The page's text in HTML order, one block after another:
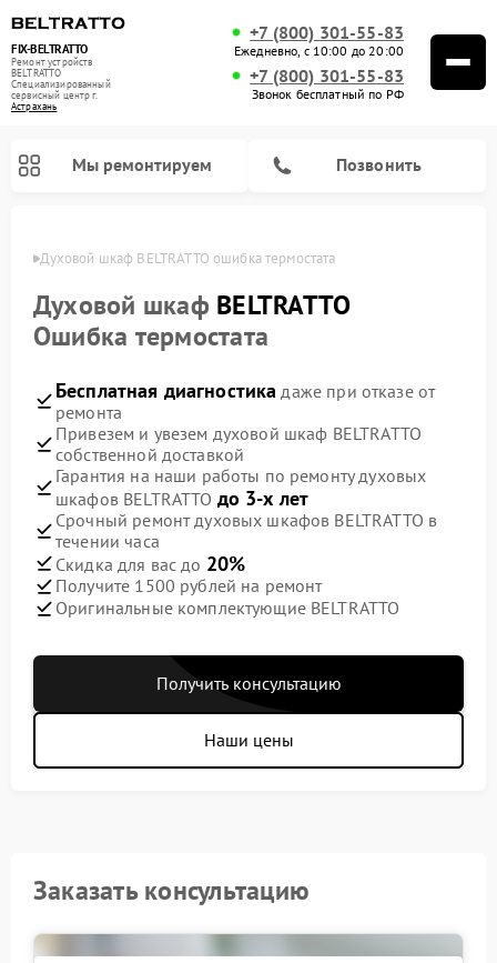
FIX-BELTRATTO
Ремонт устройств
BELTRATTO
Специализированный
cервисный центр г.
Астрахань
+7 (800) 301-55-83
Ежедневно, с 10:00 до 20:00
+7 (800) 301-55-83
Звонок бесплатный по РФ
Мы ремонтируем Позвонить
Духовой шкаф BELTRATTO ошибка термостата
Духовой шкаф BELTRATTO
Ошибка термостата
Бесплатная диагностика даже при отказе от
ремонта
Привезем и увезем духовой шкаф BELTRATTO
собственной доставкой
Гарантия на наши работы по ремонту духовых
шкафов BELTRATTO до 3-х лет
Срочный ремонт духовых шкафов BELTRATTO в
течении часа
Скидка для вас до 20%
Получите 1500 рублей на ремонт
Оригинальные комплектующие BELTRATTO
Получить консультацию
Наши цены
Заказать консультацию